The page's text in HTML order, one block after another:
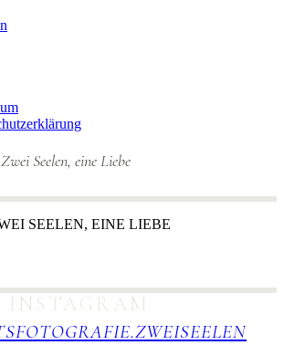
Seelen, eine Liebe
SEELEN, EINE LIEBE
INSTAGRAM